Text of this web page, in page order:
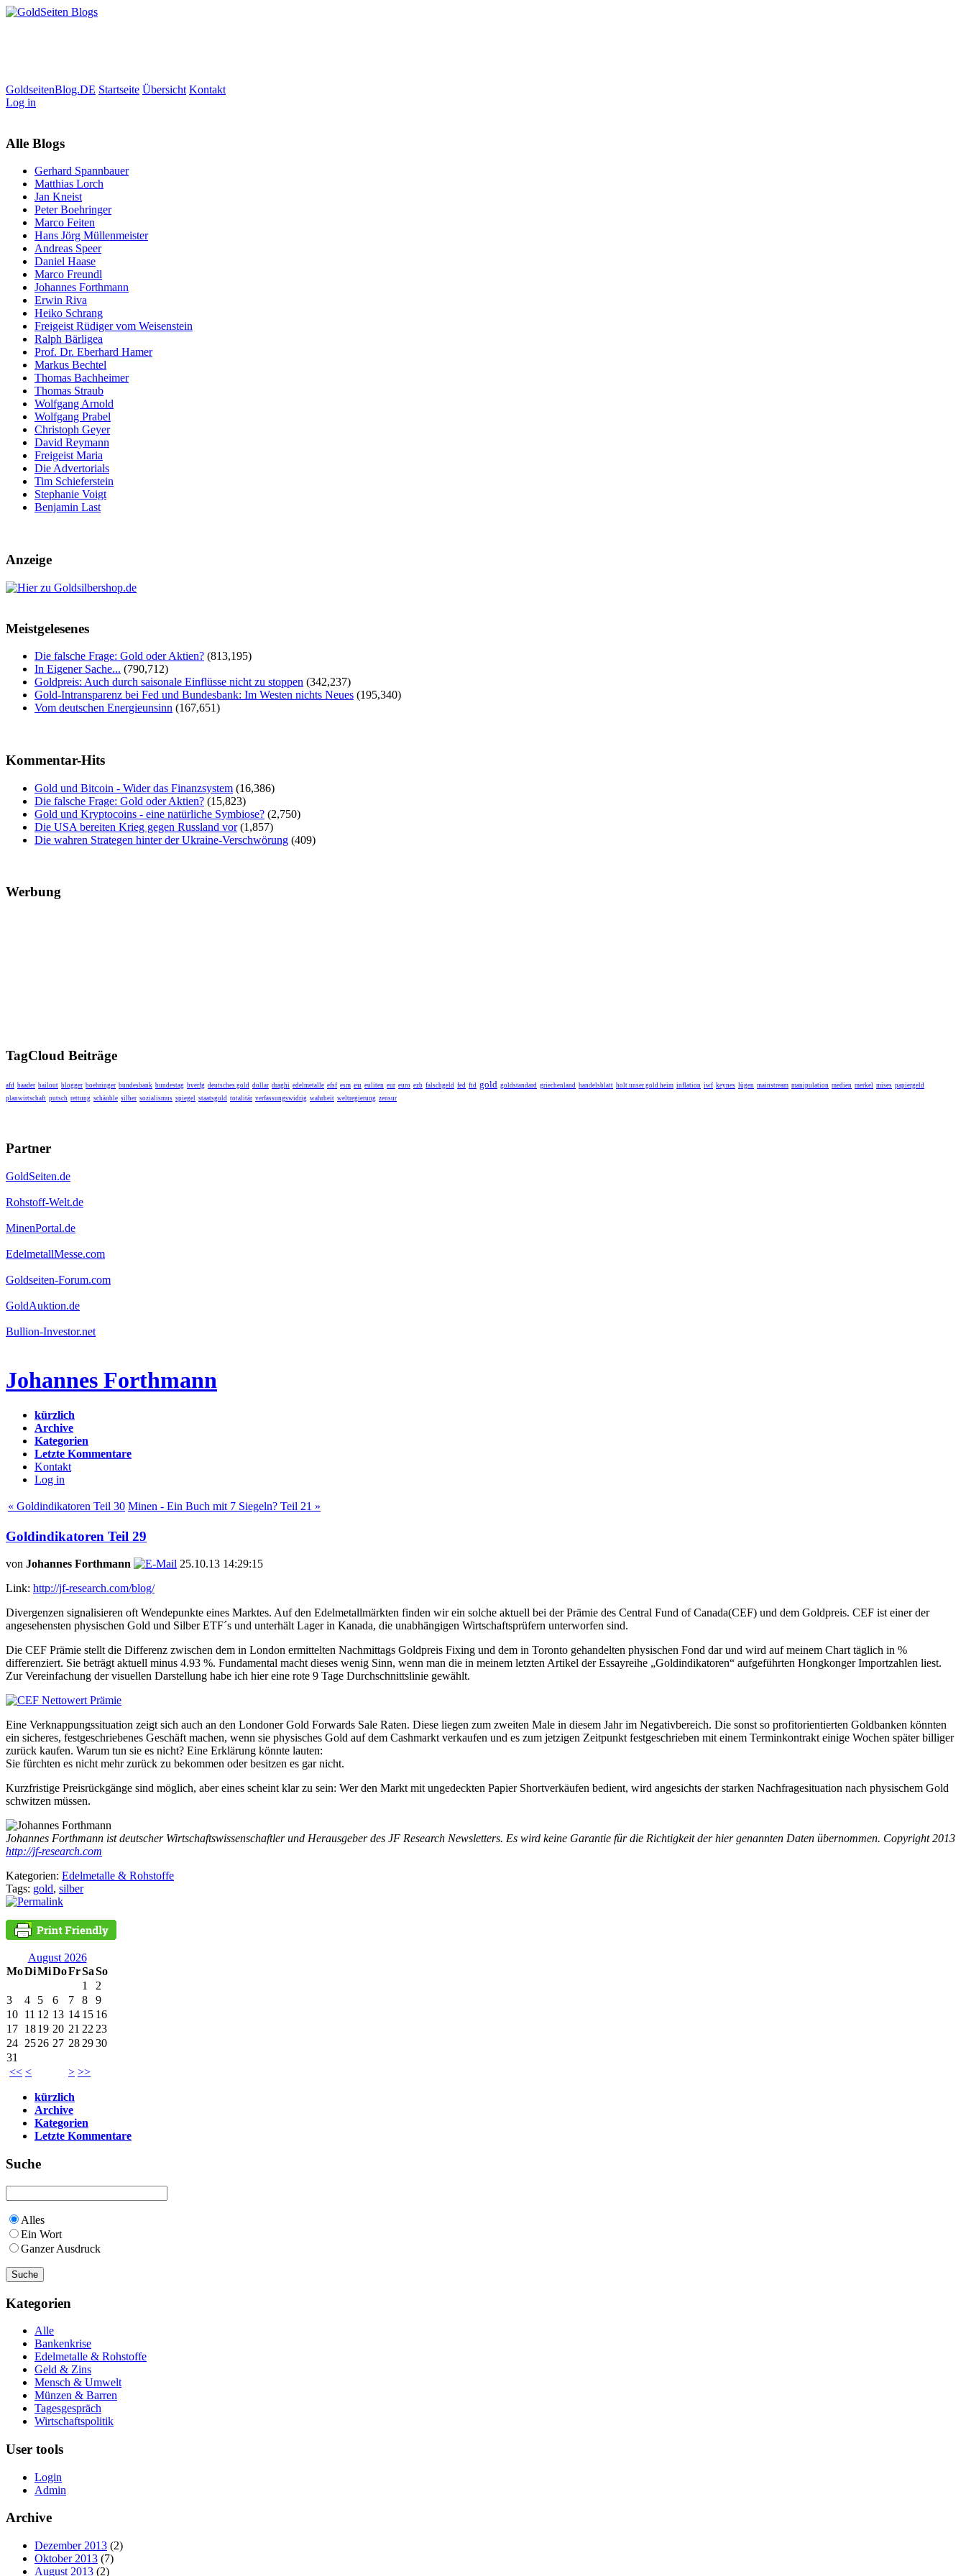
GoldseitenBlog.DE Startseite Übersicht Kontakt
Log in
Alle Blogs
Gerhard Spannbauer
Matthias Lorch
Jan Kneist
Peter Boehringer
Marco Feiten
Hans Jörg Müllenmeister
Andreas Speer
Daniel Haase
Marco Freundl
Johannes Forthmann
Erwin Riva
Heiko Schrang
Freigeist Rüdiger vom Weisenstein
Ralph Bärligea
Prof. Dr. Eberhard Hamer
Markus Bechtel
Thomas Bachheimer
Thomas Straub
Wolfgang Arnold
Wolfgang Prabel
Christoph Geyer
David Reymann
Freigeist Maria
Die Advertorials
Tim Schieferstein
Stephanie Voigt
Benjamin Last
Anzeige
Meistgelesenes
Die falsche Frage: Gold oder Aktien? (813,195)
In Eigener Sache... (790,712)
Goldpreis: Auch durch saisonale Einflüsse nicht zu stoppen (342,237)
Gold-Intransparenz bei Fed und Bundesbank: Im Westen nichts Neues (195,340)
Vom deutschen Energieunsinn (167,651)
Kommentar-Hits
Gold und Bitcoin - Wider das Finanzsystem (16,386)
Die falsche Frage: Gold oder Aktien? (15,823)
Gold und Kryptocoins - eine natürliche Symbiose? (2,750)
Die USA bereiten Krieg gegen Russland vor (1,857)
Die wahren Strategen hinter der Ukraine-Verschwörung (409)
Werbung
TagCloud Beiträge
afd baader bailout blogger boehringer bundesbank bundestag bverfg deutsches gold dollar draghi edelmetalle efsf esm eu euliten eur euro ezb falschgeld fed ftd gold goldstandard griechenland handelsblatt holt unser gold heim inflation iwf keynes lügen mainstream manipulation medien merkel mises papiergeld
planwirtschaft putsch rettung schäuble silber sozialismus spiegel staatsgold totalitär verfassungswidrig wahrheit weltregierung zensur
Partner
GoldSeiten.de
Rohstoff-Welt.de
MinenPortal.de
EdelmetallMesse.com
Goldseiten-Forum.com
GoldAuktion.de
Bullion-Investor.net
Johannes Forthmann
kürzlich
Archive
Kategorien
Letzte Kommentare
Kontakt
Log in
« Goldindikatoren Teil 30 Minen - Ein Buch mit 7 Siegeln? Teil 21 »
Goldindikatoren Teil 29
von Johannes Forthmann
25.10.13 14:29:15
Link: http://jf-research.com/blog/
Divergenzen signalisieren oft Wendepunkte eines Marktes. Auf den Edelmetallmärkten finden wir ein solche aktuell bei der Prämie des Central Fund of Canada(CEF) und dem Goldpreis. CEF ist einer der
angesehensten physischen Gold und Silber ETF´s und unterhält Lager in Kanada, die unabhängigen Wirtschaftsprüfern unterworfen sind.
Die CEF Prämie stellt die Differenz zwischen dem in London ermittelten Nachmittags Goldpreis Fixing und dem in Toronto gehandelten physischen Fond dar und wird auf meinem Chart täglich in %
differenziert. Sie beträgt aktuell minus 4.93 %. Fundamental macht dieses wenig Sinn, wenn man die in meinem letzten Artikel der Essayreihe „Goldindikatoren“ aufgeführten Hongkonger Importzahlen liest.
Zur Vereinfachung der visuellen Darstellung habe ich hier eine rote 9 Tage Durchschnittslinie gewählt.
Eine Verknappungssituation zeigt sich auch an den Londoner Gold Forwards Sale Raten. Diese liegen zum zweiten Male in diesem Jahr im Negativbereich. Die sonst so profitorientierten Goldbanken könnten
ein sicheres, festgeschriebenes Geschäft machen, wenn sie physisches Gold auf dem Cashmarkt verkaufen und es zum jetzigen Zeitpunkt festgeschrieben mit einem Terminkontrakt einige Wochen später billiger
zurück kaufen. Warum tun sie es nicht? Eine Erklärung könnte lauten:
Sie fürchten es nicht mehr zurück zu bekommen oder besitzen es gar nicht.
Kurzfristige Preisrückgänge sind möglich, aber eines scheint klar zu sein: Wer den Markt mit ungedeckten Papier Shortverkäufen bedient, wird angesichts der starken Nachfragesituation nach physischem Gold
schwitzen müssen.
Johannes Forthmann ist deutscher Wirtschaftswissenschaftler und Herausgeber des JF Research Newsletters. Es wird keine Garantie für die Richtigkeit der hier genannten Daten übernommen. Copyright 2013
http://jf-research.com
Kategorien: Edelmetalle & Rohstoffe
Tags: gold, silber
August 2026
MoDiMiDoFrSaSo
<< < > >>
1
2
3
4 5 6 7 8
9
10 11 12 13 14 15 16
17 1819 20 21 22 23
24 2526 27 28 2930
31
kürzlich
Archive
Kategorien
Letzte Kommentare
Suche
Alles
Ein Wort
Ganzer Ausdruck
Kategorien
Alle
Bankenkrise
Edelmetalle & Rohstoffe
Geld & Zins
Mensch & Umwelt
Münzen & Barren
Tagesgespräch
Wirtschaftspolitik
User tools
Login
Admin
Archive
Dezember 2013 (2)
Oktober 2013 (7)
August 2013 (2)